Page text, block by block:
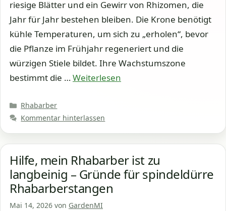
riesige Blätter und ein Gewirr von Rhizomen, die
Jahr für Jahr bestehen bleiben. Die Krone benötigt
kühle Temperaturen, um sich zu „erholen“, bevor
die Pflanze im Frühjahr regeneriert und die
würzigen Stiele bildet. Ihre Wachstumszone
bestimmt die …Weiterlesen
Kategorien
Rhabarber
Kommentar hinterlassen
Hilfe, mein Rhabarber ist zu
langbeinig – Gründe für spindeldürre
Rhabarberstangen
Mai 14, 2026 von GardenMI